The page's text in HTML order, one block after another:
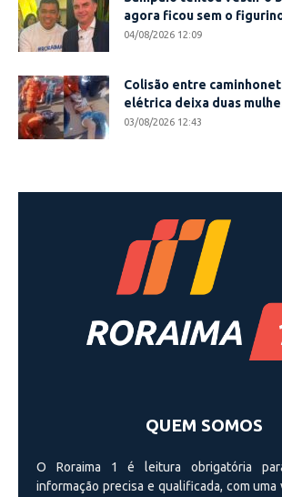
agora ficou sem o
04/08/2026 12:09
Colisão entre
elétrica deixa duas
03/08/2026 12:43
QUEM SOMOS
O Roraima 1 é leitura obrigatória
informação precisa e qualificada, com uma